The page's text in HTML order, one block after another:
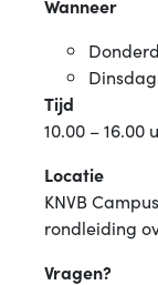
Wanneer
Dinsdag
Tijd
10.00 – 16.00
Locatie
KNVB
rondleiding
Vragen?